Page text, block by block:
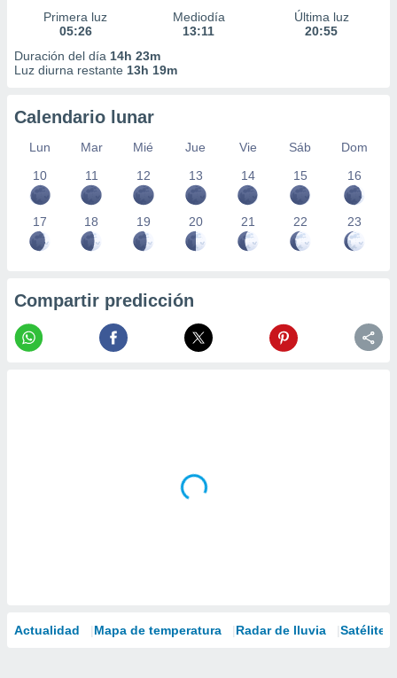
Primera luz
05:26
Mediodía
13:11
Última luz
20:55
Duración del día 14h 23m
Luz diurna restante 13h 19m
Calendario lunar
Lun Mar Mié Jue Vie Sáb
Dom
10
11 12 13 14 15 16
17 18 19 20 21 22 23
Compartir predicción
Actualidad Mapa de temperatura Radar de lluvia Satélites